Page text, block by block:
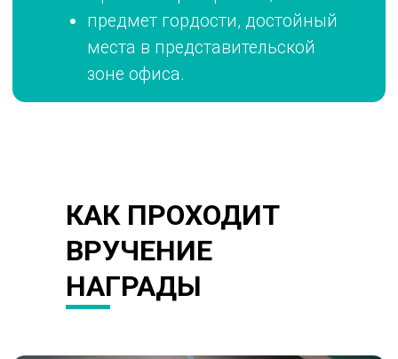
КАК ПРОХОДИТ
ВРУЧЕНИЕ
НАГРАДЫ
®
профессиональная награда в сфере
офисной недвижимости, созданная